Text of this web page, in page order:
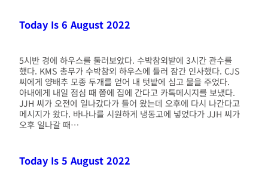
Today Is 6 August 2022
5시반 경에 하우스를 둘러보았다. 수박참외밭에 3시간 관수를
했다. KMS 총무가 수박참외 하우스에 들러 잠간 인사했다. CJS
씨에게 양배추 모종 두개를 얻어 내 텃밭에 심고 물을 주었다.
아내에게 내일 점심 때 쯤에 집에 간다고 카톡메시지를 보냈다.
JJH 씨가 오전에 일나갔다가 들어 왔는데 오후에 다시 나간다고
메시지가 왔다. 바나나를 시원하게 냉동고에 넣었다가 JJH 씨가
오후 일나갈 때…
Today Is 5 August 2022